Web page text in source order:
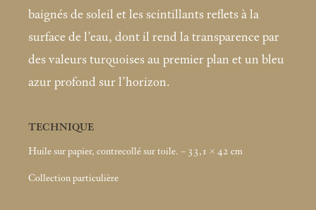
baignés de soleil et les scintillants reflets à la
surface de l’eau, dont il rend la transparence par
des valeurs turquoises au premier plan et un bleu
azur profond sur l’horizon.
TECHNIQUE
Huile sur papier, contrecollé sur toile. – 33,1 × 42 cm
Collection particulière